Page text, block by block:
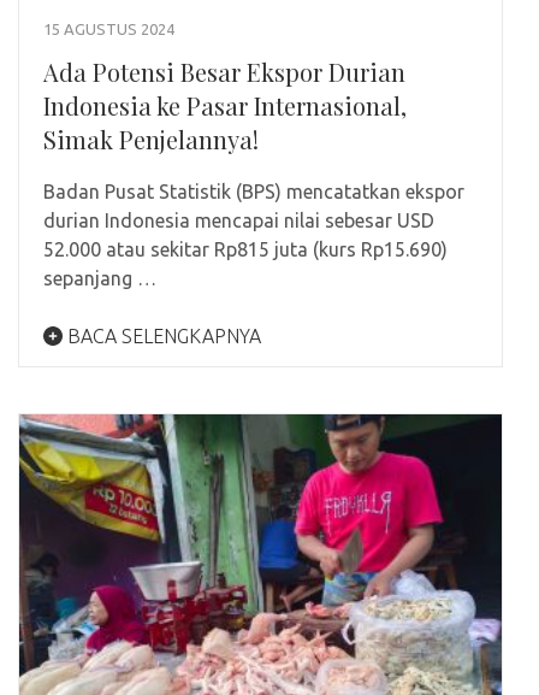
15 AGUSTUS 2024
Ada Potensi Besar Ekspor Durian
Indonesia ke Pasar Internasional,
Simak Penjelannya!
Badan Pusat Statistik (BPS) mencatatkan ekspor
durian Indonesia mencapai nilai sebesar USD
52.000 atau sekitar Rp815 juta (kurs Rp15.690)
sepanjang …
BACA SELENGKAPNYA